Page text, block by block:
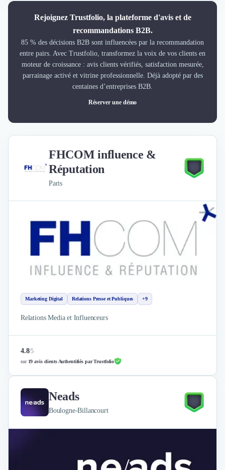
Rejoignez Trustfolio, la plateforme d'avis et de
recommandations B2B.
85 % des décisions B2B sont influencées par la recommandation
entre pairs. Avec Trustfolio, transformez la voix de vos clients en
moteur de croissance : avis clients vérifiés, satisfaction mesurée,
parrainage activé et vitrine professionnelle. Déjà adopté par des
centaines d’entreprises B2B.
Réserver une démo
FHCOM influence &
Réputation
Paris
Marketing Digital Relations Presse et Publiques +9
Relations Media et Influenceurs
4.8/5
sur 19 avis clients Authentifiés par Trustfolio
Neads
Boulogne-Billancourt